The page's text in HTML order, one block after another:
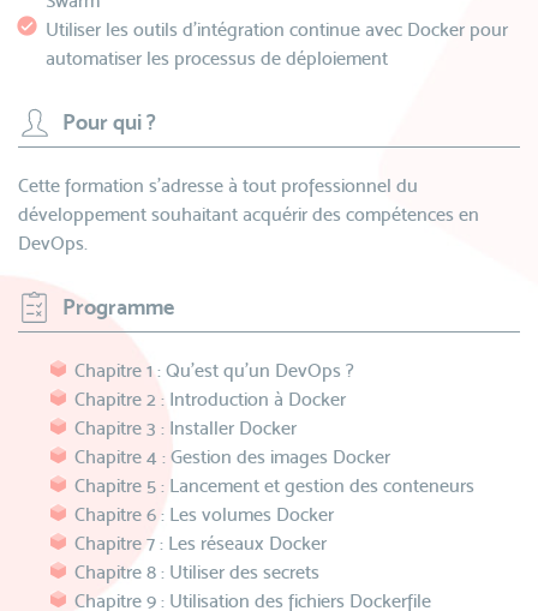
Utiliser les outils d'intégration continue avec Docker pour
automatiser les processus de déploiement
Pour qui ?
Cette formation s’adresse à tout professionnel du
développement souhaitant acquérir des compétences en
DevOps.
Programme
Chapitre 1 : Qu’est qu’un DevOps ?
Chapitre 2 : Introduction à Docker
Chapitre 3 : Installer Docker
Chapitre 4 : Gestion des images Docker
Chapitre 5 : Lancement et gestion des conteneurs
Chapitre 6 : Les volumes Docker
Chapitre 7 : Les réseaux Docker
Chapitre 8 : Utiliser des secrets
Chapitre 9 : Utilisation des fichiers Dockerfile